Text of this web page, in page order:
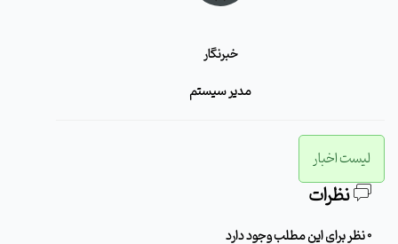
خبرنگار
مدیر سیستم
لیست اخبار
نظرات
0 نظر برای این مطلب وجود دارد